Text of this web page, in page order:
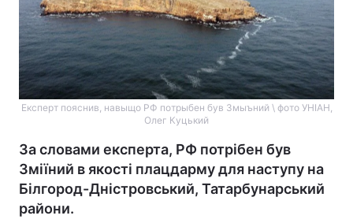
Експерт пояснив, навыщо РФ потрыбен був Змыъний \ фото УНІАН,
Олег Куцький
За словами експерта, РФ потрібен був
Зміїний в якості плацдарму для наступу на
Білгород-Дністровський, Татарбунарський
райони.